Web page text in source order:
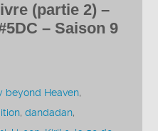
(partie 2) –
– Saison 9
beyond Heaven,
,dandadan,